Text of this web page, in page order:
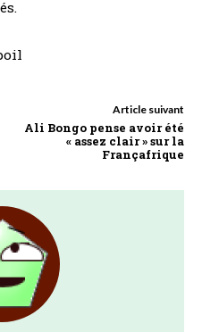
Article suivant
Ali Bongo pense avoir été
« assez clair » sur la
Françafrique